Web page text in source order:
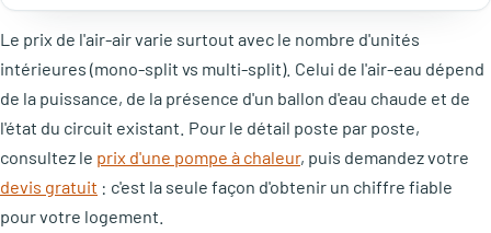
Le prix de l'air-air varie surtout avec le nombre d'unités
intérieures (mono-split vs multi-split). Celui de l'air-eau dépend
de la puissance, de la présence d'un ballon d'eau chaude et de
l'état du circuit existant. Pour le détail poste par poste,
consultez le prix d'une pompe à chaleur, puis demandez votre
devis gratuit : c'est la seule façon d'obtenir un chiffre fiable
pour votre logement.